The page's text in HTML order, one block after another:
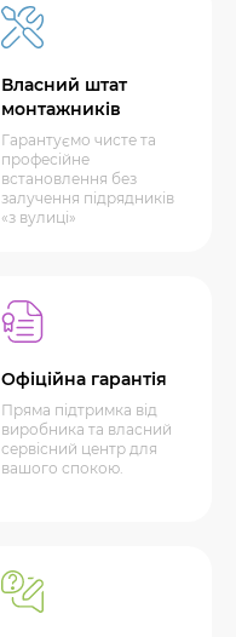
Власний штат
монтажників
Гарантуємо чисте та
професійне
встановлення без
залучення підрядників
«з вулиці»
Офіційна гарантія
Пряма підтримка від
виробника та власний
сервісний центр для
вашого спокою.